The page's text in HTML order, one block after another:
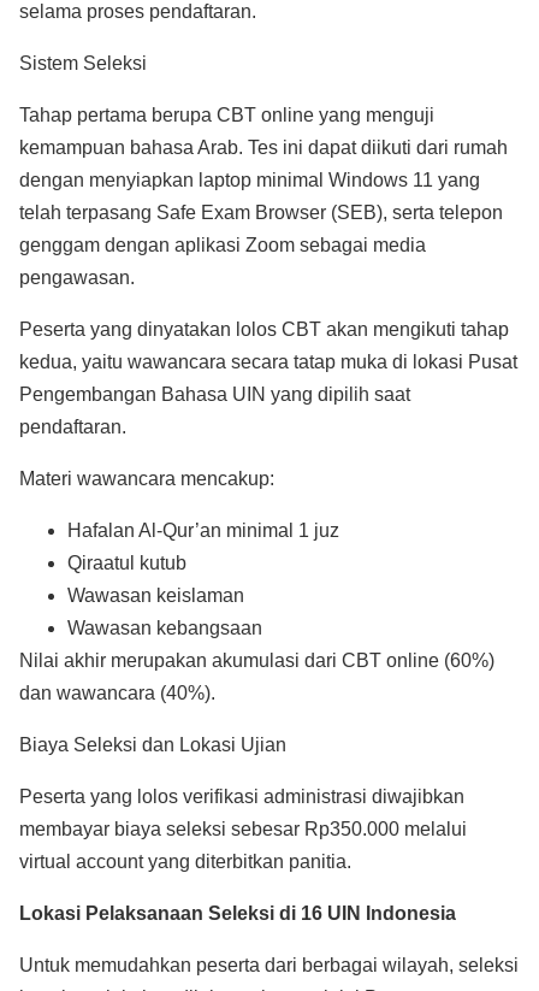
selama proses pendaftaran.
Sistem Seleksi
Tahap pertama berupa CBT online yang menguji
kemampuan bahasa Arab. Tes ini dapat diikuti dari rumah
dengan menyiapkan laptop minimal Windows 11 yang
telah terpasang Safe Exam Browser (SEB), serta telepon
genggam dengan aplikasi Zoom sebagai media
pengawasan.
Peserta yang dinyatakan lolos CBT akan mengikuti tahap
kedua, yaitu wawancara secara tatap muka di lokasi Pusat
Pengembangan Bahasa UIN yang dipilih saat
pendaftaran.
Materi wawancara mencakup:
Hafalan Al-Qur’an minimal 1 juz
Qiraatul kutub
Wawasan keislaman
Wawasan kebangsaan
Nilai akhir merupakan akumulasi dari CBT online (60%)
dan wawancara (40%).
Biaya Seleksi dan Lokasi Ujian
Peserta yang lolos verifikasi administrasi diwajibkan
membayar biaya seleksi sebesar Rp350.000 melalui
virtual account yang diterbitkan panitia.
Lokasi Pelaksanaan Seleksi di 16 UIN Indonesia
Untuk memudahkan peserta dari berbagai wilayah, seleksi